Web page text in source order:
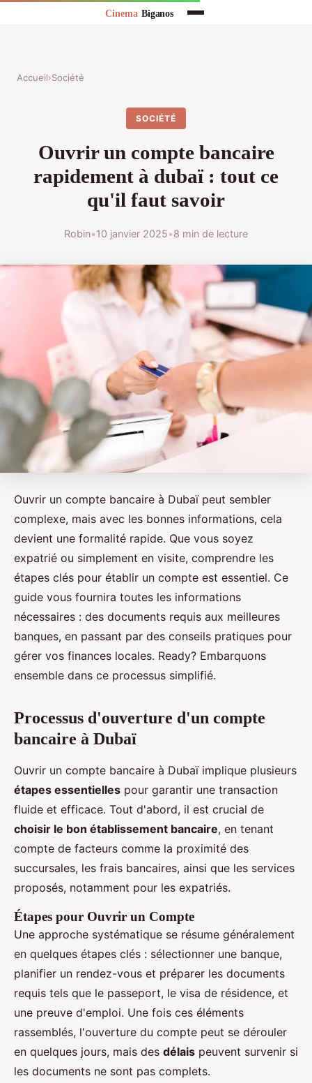
Accueil›Société
SOCIÉTÉ
Ouvrir un compte bancaire
rapidement à dubaï : tout ce
qu'il faut savoir
Robin•10 janvier 2025•8 min de lecture
Ouvrir un compte bancaire à Dubaï peut sembler
complexe, mais avec les bonnes informations, cela
devient une formalité rapide. Que vous soyez
expatrié ou simplement en visite, comprendre les
étapes clés pour établir un compte est essentiel. Ce
guide vous fournira toutes les informations
nécessaires : des documents requis aux meilleures
banques, en passant par des conseils pratiques pour
gérer vos finances locales. Ready? Embarquons
ensemble dans ce processus simplifié.
Processus d'ouverture d'un compte
bancaire à Dubaï
Ouvrir un compte bancaire à Dubaï implique plusieurs
étapes essentielles pour garantir une transaction
fluide et efficace. Tout d'abord, il est crucial de
choisir le bon établissement bancaire, en tenant
compte de facteurs comme la proximité des
succursales, les frais bancaires, ainsi que les services
proposés, notamment pour les expatriés.
Étapes pour Ouvrir un Compte
Une approche systématique se résume généralement
en quelques étapes clés : sélectionner une banque,
planifier un rendez-vous et préparer les documents
requis tels que le passeport, le visa de résidence, et
une preuve d'emploi. Une fois ces éléments
rassemblés, l'ouverture du compte peut se dérouler
en quelques jours, mais des délais peuvent survenir si
les documents ne sont pas complets.